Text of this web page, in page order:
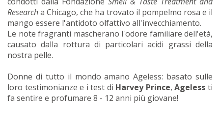
Researcha Chicago, che ha trovato il pompelmo rosa e il
mango essere l'antidoto olfattivo all'invecchiamento.
Le note fragranti mascherano l'odore familiare dell'età,
causato dalla rottura di particolari acidi grassi della
nostra pelle.
Donne di tutto il mondo amano Ageless: basato sulle
loro testimonianze e i test di Harvey Prince,Ageless ti
fa sentire e profumare 8 - 12 anni più giovane!